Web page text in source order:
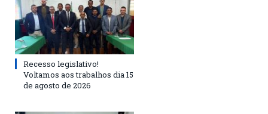
Recesso legislativo!
Voltamos aos trabalhos dia 15
de agosto de 2026